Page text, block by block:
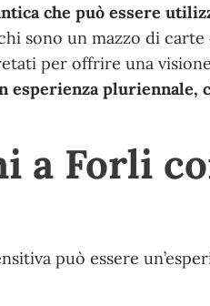
che può essere
sono un mazzo di
per offrire una
esperienza
a Forli
può essere